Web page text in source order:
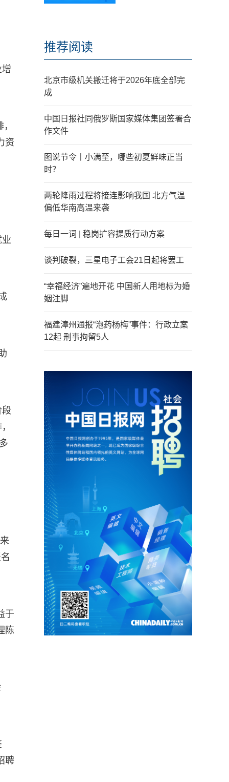
资
段
于
陈
聘
推荐阅读
北京市级机关搬迁将于2026年底全部完
成
中国日报社同俄罗斯国家媒体集团签署合
作文件
图说节令丨小满至，哪些初夏鲜味正当
时？
两轮降雨过程将接连影响我国 北方气温
偏低华南高温来袭
每日一词 | 稳岗扩容提质行动方案
谈判破裂，三星电子工会21日起将罢工
“幸福经济”遍地开花 中国新人用地标为婚
姻注脚
福建漳州通报“泡药杨梅”事件：行政立案
12起 刑事拘留5人